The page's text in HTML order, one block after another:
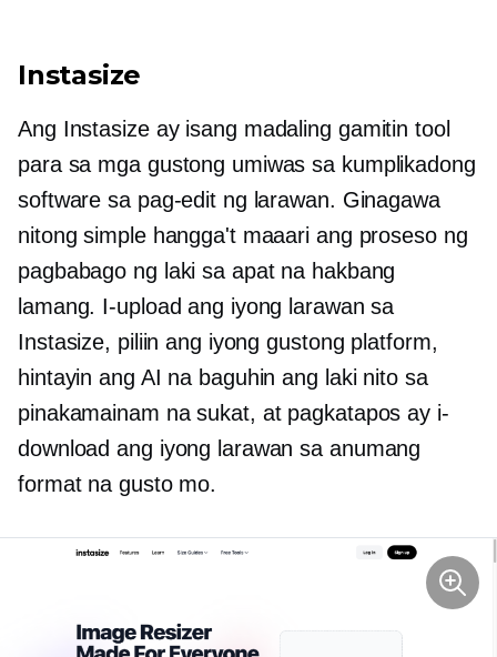
Instasize
Ang Instasize ay isang madaling gamitin tool
para sa mga gustong umiwas sa kumplikadong
software sa pag-edit ng larawan. Ginagawa
nitong simple hangga't maaari ang proseso ng
pagbabago ng laki sa apat na hakbang
lamang. I-upload ang iyong larawan sa
Instasize, piliin ang iyong gustong platform,
hintayin ang AI na baguhin ang laki nito sa
pinakamainam na sukat, at pagkatapos ay i-
download ang iyong larawan sa anumang
format na gusto mo.